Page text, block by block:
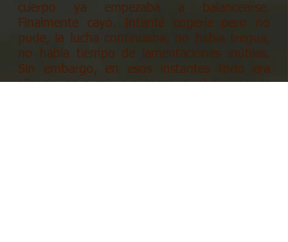
cuerpo ya empezaba a balancearse.
Finalmente cayó. Intenté cogerle pero no
pude, la lucha continuaba, no había tregua,
no había tiempo de lamentaciones inútiles.
Sin embargo, en esos instantes todo era
silencio para mi, era como si el tiempo se